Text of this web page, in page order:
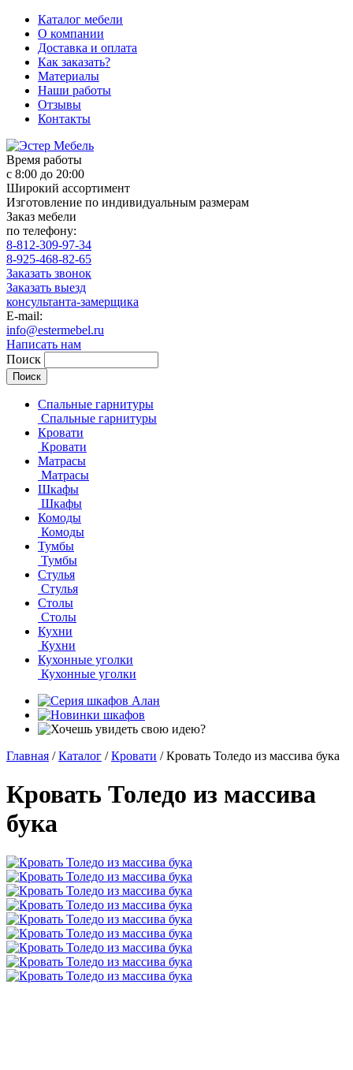
Каталог мебели
О компании
Доставка и оплата
Как заказать?
Материалы
Наши работы
Отзывы
Контакты
Время работы
с 8:00 до 20:00
Широкий ассортимент
Изготовление по индивидуальным размерам
Заказ мебели
по телефону:
8-812-309-97-34
8-925-468-82-65
Заказать звонок
Заказать выезд
консультанта-замерщика
E-mail:
info@estermebel.ru
Написать нам
Поиск
Спальные гарнитуры
Спальные гарнитуры
Кровати
Кровати
Матрасы
Матрасы
Шкафы
Шкафы
Комоды
Комоды
Тумбы
Тумбы
Стулья
Стулья
Столы
Столы
Кухни
Кухни
Кухонные уголки
Кухонные уголки
Главная / Каталог / Кровати / Кровать Толедо из массива бука
Кровать Толедо из массива
бука